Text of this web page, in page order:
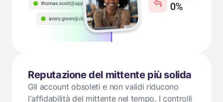
Reputazione del mittente più solida
Gli account obsoleti e non validi riducono
l'affidabilità del mittente nel tempo. I controlli